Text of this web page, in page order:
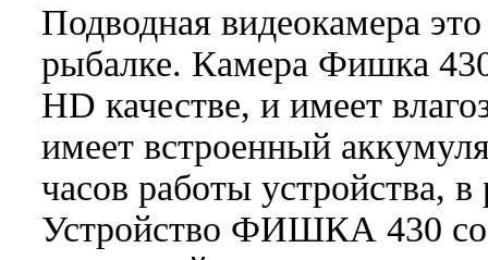
Подводная видеокамера
рыбалке. Камера Фишка
HD качестве, и имеет
имеет встроенный
часов работы устройства,
Устройство ФИШКА 430